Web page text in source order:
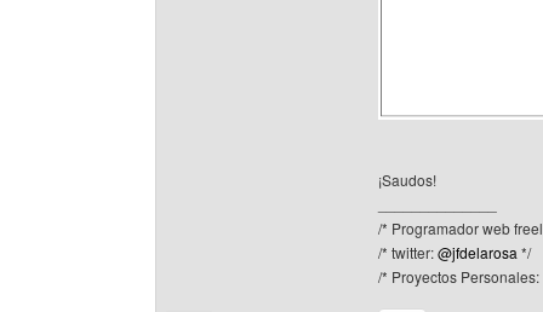
¡Saudos!
/* Programador web
/* twitter:@jfdelarosa */
/* Proyectos Personales: